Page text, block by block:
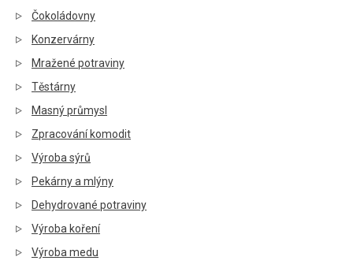
Čokoládovny
Konzervárny
Mražené potraviny
Těstárny
Masný průmysl
Zpracování komodit
Výroba sýrů
Pekárny a mlýny
Dehydrované potraviny
Výroba koření
Výroba medu